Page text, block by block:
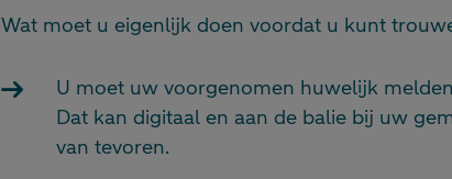
Wat moet u eigenlijk doen voordat u kunt
U moet uw voorgenomen huwelijk
Dat kan digitaal en aan de balie bij uw
van tevoren.